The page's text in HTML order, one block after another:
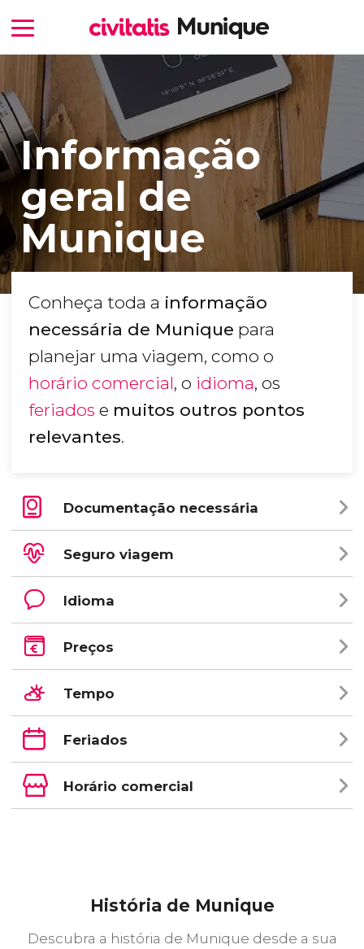
Informação
geral de
Munique
Conheça toda a informação
necessária de Munique para
planejar uma viagem, como o
horário comercial, o idioma, os
feriados e muitos outros pontos
relevantes.
Documentação necessária
Seguro viagem
Idioma
Preços
Tempo
Feriados
Horário comercial
História de Munique
Descubra a história de Munique desde a sua